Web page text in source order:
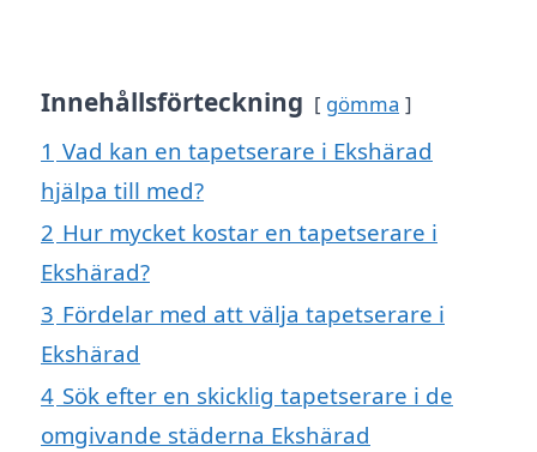
Innehållsförteckning gömma
1 Vad kan en tapetserare i Ekshärad
hjälpa till med?
2 Hur mycket kostar en tapetserare i
Ekshärad?
3 Fördelar med att välja tapetserare i
Ekshärad
4 Sök efter en skicklig tapetserare i de
omgivande städerna Ekshärad